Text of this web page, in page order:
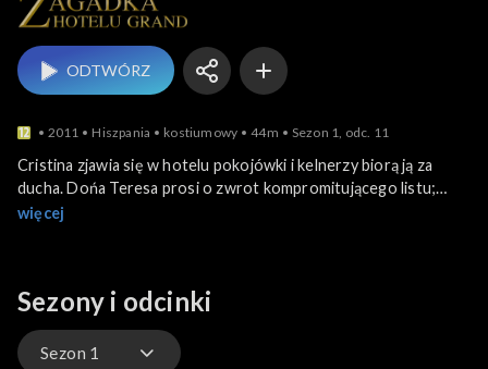
ODTWÓRZ
2011 Hiszpania kostiumowy 44m Sezon 1, odc. 11
Cristina zjawia się w hotelu pokojówki i kelnerzy biorą ją za
ducha. Dońa Teresa prosi o zwrot kompromitującego listu;
Cristina żąda za niego wysokiej ceny. Uniewinniony od zarzutu
postanawia zrezygnować z pracy i wyjechać razem z siostrą.
więcej
Sezony i odcinki
Sezon 1